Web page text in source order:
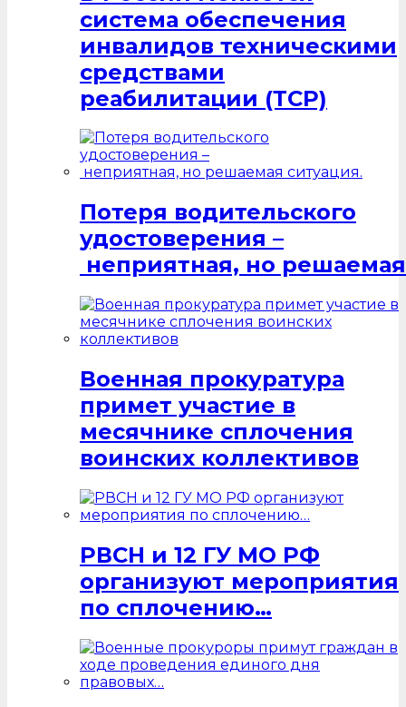
система обеспечения
инвалидов техническими
средствами
реабилитации (ТСР)
Потеря водительского
удостоверения –
неприятная, но
Военная прокуратура
примет участие в
месячнике сплочения
воинских коллективов
РВСН и 12 ГУ МО РФ
организуют мероприятия
по сплочению…